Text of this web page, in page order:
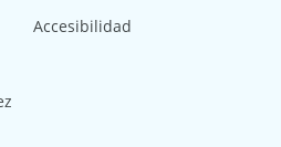
Accesibilidad